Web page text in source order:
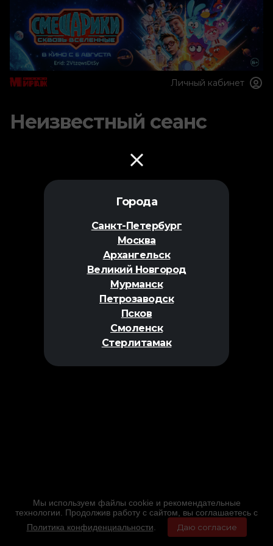
Города
Санкт-Петербург
Москва
Архангельск
Великий Новгород
Мурманск
Петрозаводск
Псков
Смоленск
Стерлитамак
Личный кабинет
Неизвестный сеанс
Мы используем файлы cookie и рекомендательные
технологии. Продолжив работу с сайтом, вы соглашаетесь с
Политика конфиденциальности
Даю согласие